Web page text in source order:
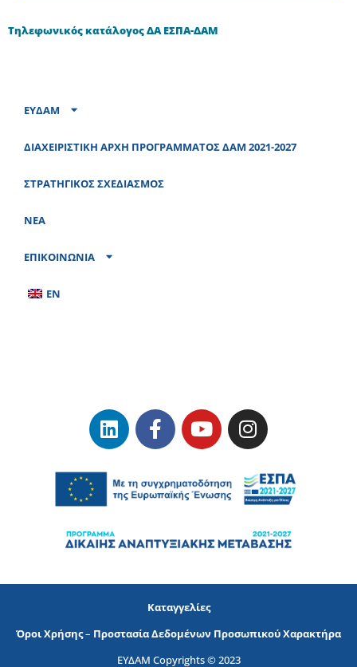
Τηλεφωνικός κατάλογος ΔΑ ΕΣΠΑ-ΔΑΜ
ΕΥΔΑΜ
ΔΙΑΧΕΙΡΙΣΤΙΚΗ ΑΡΧΗ ΠΡΟΓΡΑΜΜΑΤΟΣ ΔΑΜ 2021-2027
ΣΤΡΑΤΗΓΙΚΟΣ ΣΧΕΔΙΑΣΜΟΣ
ΝΕΑ
ΕΠΙΚΟΙΝΩΝΙΑ
EN
Καταγγελίες
Όροι Χρήσης– Προστασία Δεδομένων Προσωπικού Χαρακτήρα
ΕΥΔΑΜ Copyrights © 2023